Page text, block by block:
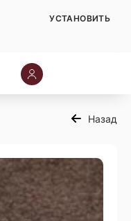
Назад
УСТАНОВИТЬ